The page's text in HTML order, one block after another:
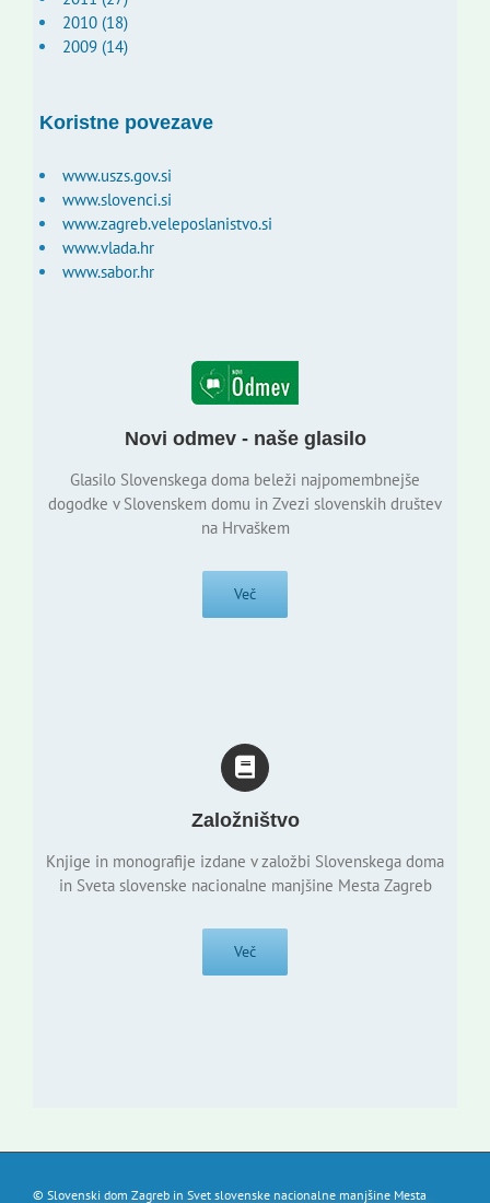
2010 (18)
2009 (14)
Koristne povezave
www.uszs.gov.si
www.slovenci.si
www.zagreb.veleposlanistvo.si
www.vlada.hr
www.sabor.hr
Novi odmev - naše glasilo
Glasilo Slovenskega doma beleži najpomembnejše
dogodke v Slovenskem domu in Zvezi slovenskih društev
na Hrvaškem
Več
Založništvo
Knjige in monografije izdane v založbi Slovenskega doma
in Sveta slovenske nacionalne manjšine Mesta Zagreb
Več
© Slovenski dom Zagreb in Svet slovenske nacionalne manjšine Mesta